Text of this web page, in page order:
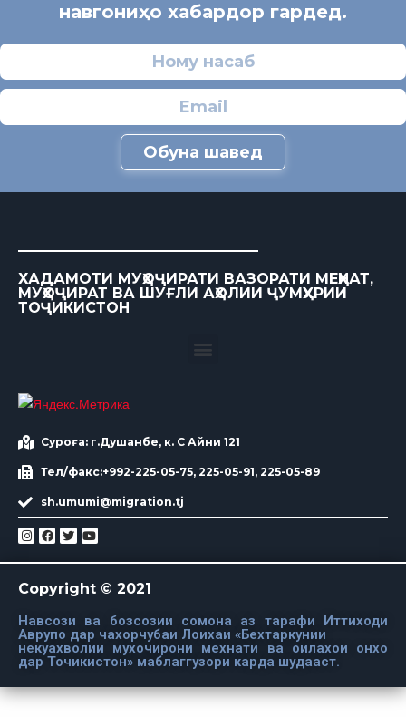
навгониҳо хабардор гардед.
Обуна шавед
ХАДАМОТИ МУҲОҶИРАТИ ВАЗОРАТИ МЕҲНАТ,
МУҲОҶИРАТ ВА ШУҒЛИ АҲОЛИИ ҶУМҲУРИИ
ТОҶИКИСТОН
Суроға: г.Душанбе, к. С Айни 121
Тел/факс:+992-225-05-75, 225-05-91, 225-05-89
sh.umumi@migration.tj
Copyright © 2021
Навсози ва бозсозии сомона аз тарафи Иттиходи
Аврупо дар чахорчубаи Лоихаи «Бехтаркунии
некуахволии мухочирони мехнати ва оилахои онхо
дар Точикистон» маблаггузори карда шудааст.